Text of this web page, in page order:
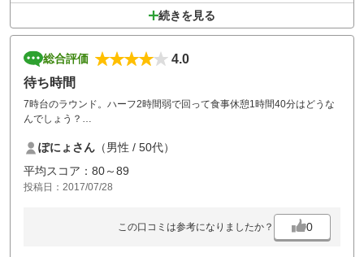
続きを見る
総合評価
4.0
待ち時間
7時台のラウンド。ハーフ2時間弱で回って食事休憩1時間40分はどうな
んでしょう？
ぽにょさん （男性 / 50代）
平均スコア：80～89
投稿日：2017/07/28
この口コミは参考になりましたか？ 0